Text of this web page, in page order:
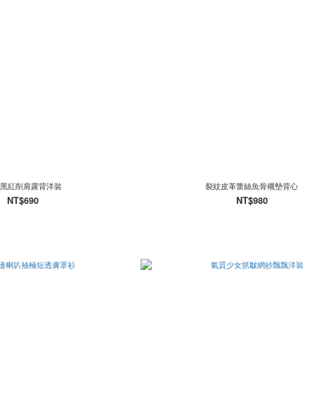
紅削肩露背洋裝
NT$690
裂紋皮革蕾絲魚骨襯墊背心
NT$980